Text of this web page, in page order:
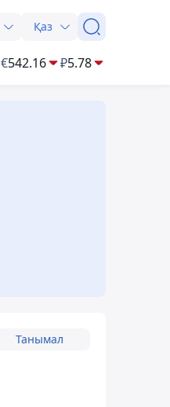
Қаз
€542.16 ₽5.78
Танымал